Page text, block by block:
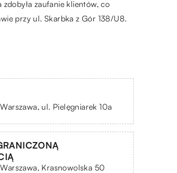
zaufanie klientów, co
przy ul. Skarbka z Gór 138/U8.
ul. Pielęgniarek 10a
Krasnowolska 50